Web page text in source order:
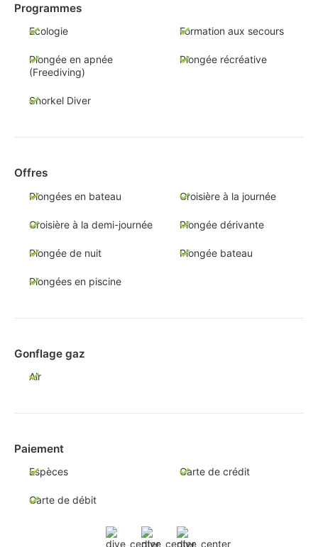
Programmes
Ecologie Formation aux secours
Plongée en apnée
(Freediving)
Plongée récréative
Snorkel Diver
Offres
Plongées en bateau Croisière à la journée
Croisière à la demi-journée Plongée dérivante
Plongée de nuit Plongée bateau
Plongées en piscine
Gonflage gaz
Air
Paiement
Espèces Carte de crédit
Carte de débit